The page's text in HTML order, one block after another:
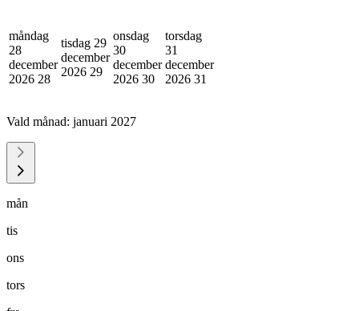
måndag
28
december
2026 28
tisdag 29
december
2026 29
onsdag
30
december
2026 30
torsdag
31
december
2026 31
Vald månad: januari 2027
mån
tis
ons
tors